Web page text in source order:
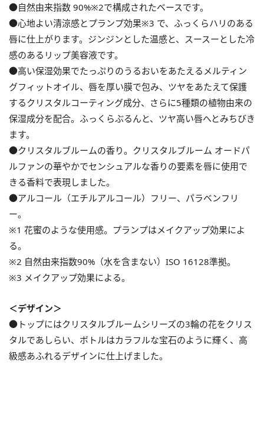
●自然由来指数 90%※2で構成されたベースです。
●心地よい清涼感とプランプ効果※3 で、ふっくらハリのある
唇に仕上がります。ジンジンとした温感と、スースーとした冷
感のあるリップ美容液です。
●高い保湿効果でたっぷりのうるおいをあたえるメルティン
グフィットオイル、唇を厚い膜で包み、ツヤをあたえて保護
するクリスタルコーティング成分、さらに5種類の植物由来の
保湿成分を配合。ふっくらぶるんと、ツヤ高い唇へとみちびき
ます。
●クリスタルブルームの香り。クリスタルブルーム オードパ
ルファンの華やかでセンシュアルな香りの要素を唇に使用で
きる香料で表現しました。
●アルコール（エチルアルコール）フリー、パラベンフリ
ー。
※1 花蜜のような使用感。プランプはメイクアップ効果によ
る。
※2 自然由来指数90%（水を含まない）ISO 16128準拠。
※3 メイクアップ効果による。
＜デザイン＞
●トップにはクリスタルブルームシリーズの3輪の花をクリス
タルであしらい、ボトルはカラフルな宝石のように輝く、高
級感あふれるデザインに仕上げました。